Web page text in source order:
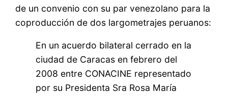
de un convenio con su par venezolano para la
coproducción de dos largometrajes peruanos:
En un acuerdo bilateral cerrado en la
ciudad de Caracas en febrero del
2008 entre CONACINE representado
por su Presidenta Sra Rosa María